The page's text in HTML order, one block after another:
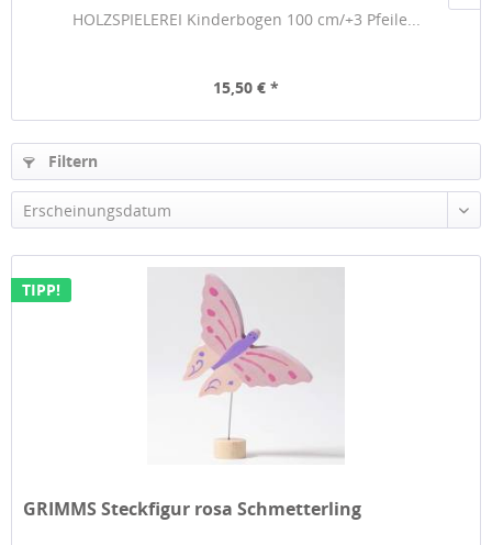
HOLZSPIELEREI Kinderbogen 100 cm/+3 Pfeile...
15,50 € *
Filtern
Erscheinungsdatum
TIPP!
GRIMMS Steckfigur rosa Schmetterling